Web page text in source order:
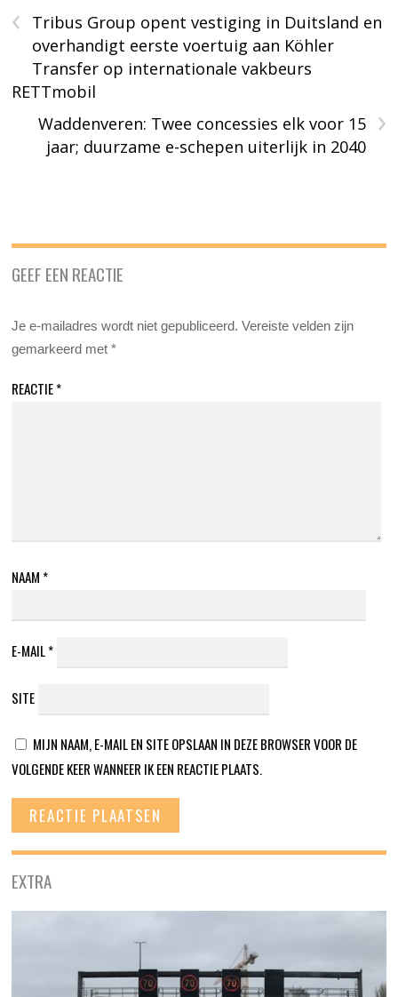
‹
Tribus Group opent vestiging in Duitsland en
overhandigt eerste voertuig aan Köhler
Transfer op internationale vakbeurs
RETTmobil
›
Waddenveren: Twee concessies elk voor 15
jaar; duurzame e-schepen uiterlijk in 2040
GEEF EEN REACTIE
Je e-mailadres wordt niet gepubliceerd. Vereiste velden zijn
gemarkeerd met*
REACTIE*
NAAM *
E-MAIL*
SITE
MIJN NAAM, E-MAIL EN SITE OPSLAAN IN DEZE BROWSER VOOR DE
VOLGENDE KEER WANNEER IK EEN REACTIE PLAATS.
EXTRA